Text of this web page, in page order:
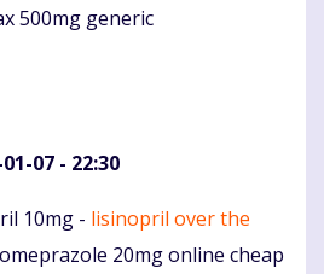
500mg generic
07 - 22:30
10mg - lisinopril over the
20mg online cheap